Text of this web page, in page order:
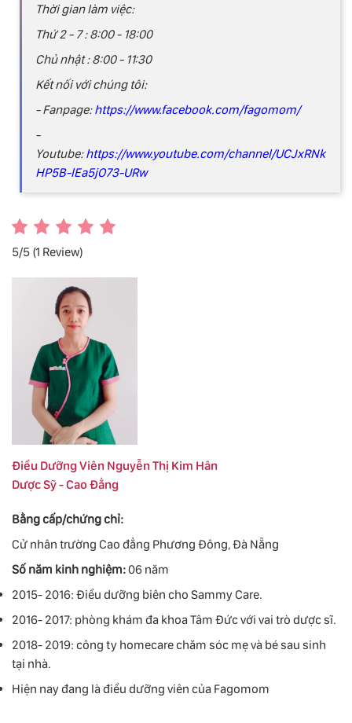
Thời gian làm việc:
Thứ 2 - 7 : 8:00 - 18:00
Chủ nhật : 8:00 - 11:30
Kết nối với chúng tôi:
- Fanpage:https://www.facebook.com/fagomom/
-
Youtube:https://www.youtube.com/channel/UCJxRNk
HP5B-lEa5jO73-URw
5/5 (1 Review)
Điều Dưỡng Viên Nguyễn Thị Kim Hân
Dược Sỹ - Cao Đẳng
Bằng cấp/chứng chỉ:
Cử nhân trường Cao đẳng Phương Đông, Đà Nẵng
Số năm kinh nghiệm:06 năm
2015- 2016: Điều dưỡng biên cho Sammy Care.
2016- 2017: phòng khám đa khoa Tâm Đức với vai trò dược sĩ.
2018- 2019: công ty homecare chăm sóc mẹ và bé sau sinh
tại nhà.
Hiện nay đang là điều dưỡng viên của Fagomom